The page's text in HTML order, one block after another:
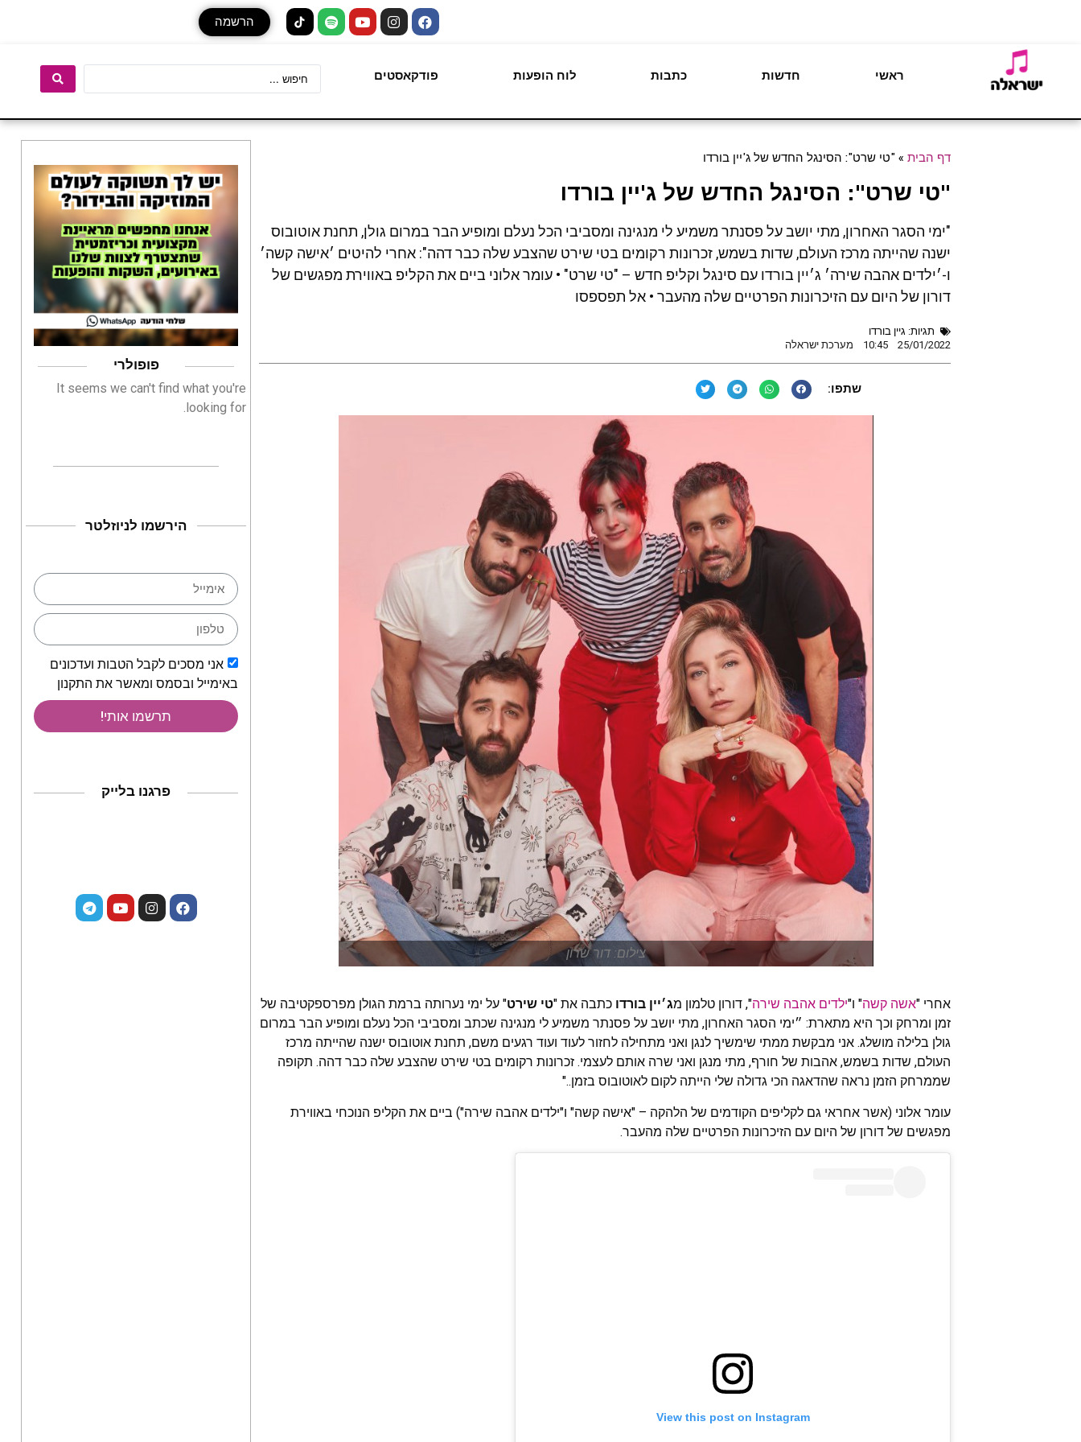
הרשמה
ראשי חדשות כתבות לוח הופעות פודקאסטים
דף הבית » "טי שרט": הסינגל החדש של ג'יין בורדו
"טי שרט": הסינגל החדש של ג'יין בורדו
"ימי הסגר האחרון, מתי יושב על פסנתר משמיע לי מנגינה ומסביבי הכל נעלם ומופיע הבר במרום גולן, תחנת אוטובוס
ישנה שהייתה מרכז העולם, שדות בשמש, זכרונות רקומים בטי שירט שהצבע שלה כבר דהה": אחרי להיטים ׳אישה קשה׳
ו-׳ילדים אהבה שירה׳ ג׳יין בורדו עם סינגל וקליפ חדש – "טי שרט" • עומר אלוני ביים את הקליפ באווירת מפגשים של
דורון של היום עם הזיכרונות הפרטיים שלה מהעבר • אל תפספסו
תגיות: גיין בורדו
25/01/2022
10:45 מערכת ישראלה
שתפו:
צילום: דור שרון
אחרי "אשה קשה" ו"ילדים אהבה שירה", דורון טלמון מג׳יין בורדו כתבה את "טי שירט" על ימי נערותה ברמת הגולן מפרספקטיבה של
זמן ומרחק וכך היא מתארת: ״ימי הסגר האחרון, מתי יושב על פסנתר משמיע לי מנגינה שכתב ומסביבי הכל נעלם ומופיע הבר במרום
גולן בלילה מושלג. אני מבקשת ממתי שימשיך לנגן ואני מתחילה לחזור לעוד ועוד רגעים משם, תחנת אוטובוס ישנה שהייתה מרכז
העולם, שדות בשמש, אהבות של חורף, מתי מנגן ואני שרה אותם לעצמי. זכרונות רקומים בטי שירט שהצבע שלה כבר דהה. תקופה
שממרחק הזמן נראה שהדאגה הכי גדולה שלי הייתה לקום לאוטובוס בזמן.."
עומר אלוני (אשר אחראי גם לקליפים הקודמים של הלהקה – "אישה קשה" ו"ילדים אהבה שירה") ביים את הקליפ הנוכחי באווירת
מפגשים של דורון של היום עם הזיכרונות הפרטיים שלה מהעבר.
View this post on Instagram
פופולרי
It seems we can't find what you're
looking for.
הירשמו לניוזלטר
אני מסכים לקבל הטבות ועדכונים
באימייל ובסמס ומאשר את התקנון
תרשמו אותי!
פרגנו בלייק